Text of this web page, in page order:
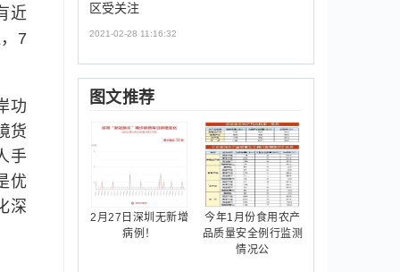
近
7
功
货
手
优
深
区受关注
2021-02-28 11:16:32
图文推荐
2月27日深圳无新增
病例！
今年1月份食用农产
品质量安全例行监测
情况公